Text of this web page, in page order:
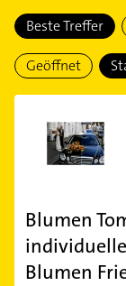
Beste Treffer
Geöffnet
Blumen
Blumen